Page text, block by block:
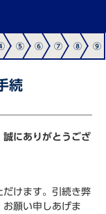
⑤ ⑥ ⑦ ⑧ ⑨
続
誠にありがとうござ
だけます。引続き弊
願い申しあげま